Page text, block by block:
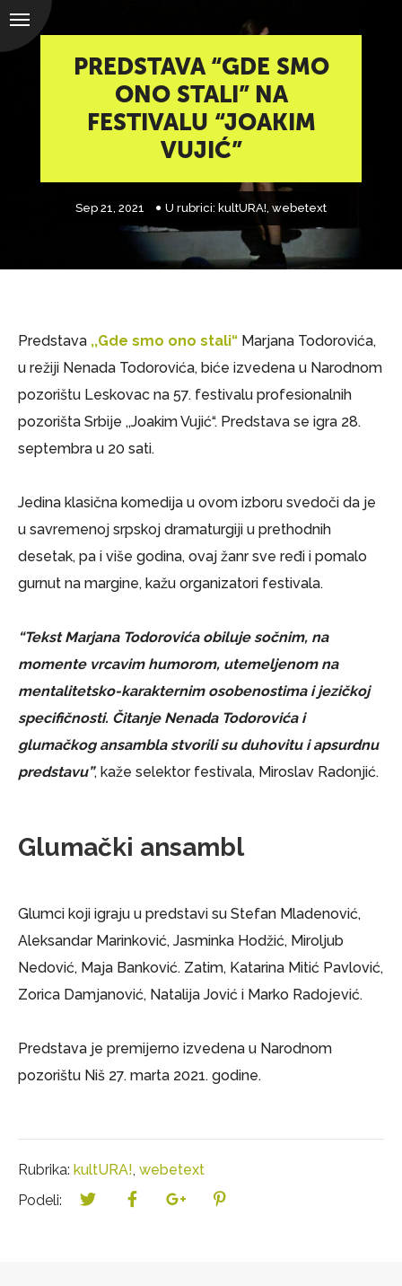
PREDSTAVA “GDE SMO
ONO STALI” NA
FESTIVALU “JOAKIM
VUJIĆ”
Sep 21, 2021 U rubrici: kultURA!, webetext
Predstava ,,Gde smo ono stali“ Marjana Todorovića,
u režiji Nenada Todorovića, biće izvedena u Narodnom
pozorištu Leskovac na 57. festivalu profesionalnih
pozorišta Srbije ,,Joakim Vujić“. Predstava se igra 28.
septembra u 20 sati.
Jedina klasična komedija u ovom izboru svedoči da je
u savremenoj srpskoj dramaturgiji u prethodnih
desetak, pa i više godina, ovaj žanr sve ređi i pomalo
gurnut na margine, kažu organizatori festivala.
“Tekst Marjana Todorovića obiluje sočnim, na
momente vrcavim humorom, utemeljenom na
mentalitetsko-karakternim osobenostima i jezičkoj
specifičnosti. Čitanje Nenada Todorovića i
glumačkog ansambla stvorili su duhovitu i apsurdnu
predstavu”, kaže selektor festivala, Miroslav Radonjić.
Glumački ansambl
Glumci koji igraju u predstavi su Stefan Mladenović,
Aleksandar Marinković, Jasminka Hodžić, Miroljub
Nedović, Maja Banković. Zatim, Katarina Mitić Pavlović,
Zorica Damjanović, Natalija Jović i Marko Radojević.
Predstava je premijerno izvedena u Narodnom
pozorištu Niš 27. marta 2021. godine.
Rubrika: kultURA!, webetext
Podeli: